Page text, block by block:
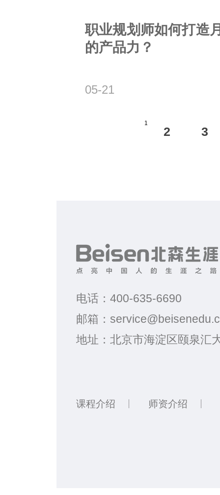
职业规划师如何打造
的产品力？
05-21
1
2 3
电话： 400-635-6690
邮箱：
地址： 北京市海淀区颐泉汇
课程介绍 师资介绍